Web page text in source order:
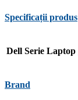
Specificații produs
Dell Serie Laptop
Brand